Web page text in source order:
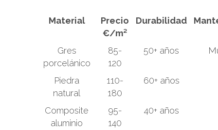
Material
Precio
€/m²
Durabilidad
Gres
porcelánico
85-
120
50+ años
Piedra
natural
110-
180
60+ años
Composite
aluminio
95-
140
40+ años